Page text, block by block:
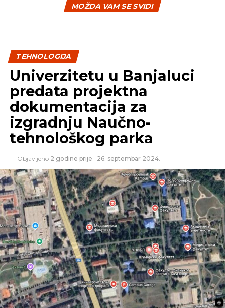
MOŽDA VAM SE SVIDI
TEHNOLOGIJA
Univerzitetu u Banjaluci
predata projektna
dokumentacija za
izgradnju Naučno-
tehnološkog parka
Objavljeno 2 godine prije 26. septembar 2024.